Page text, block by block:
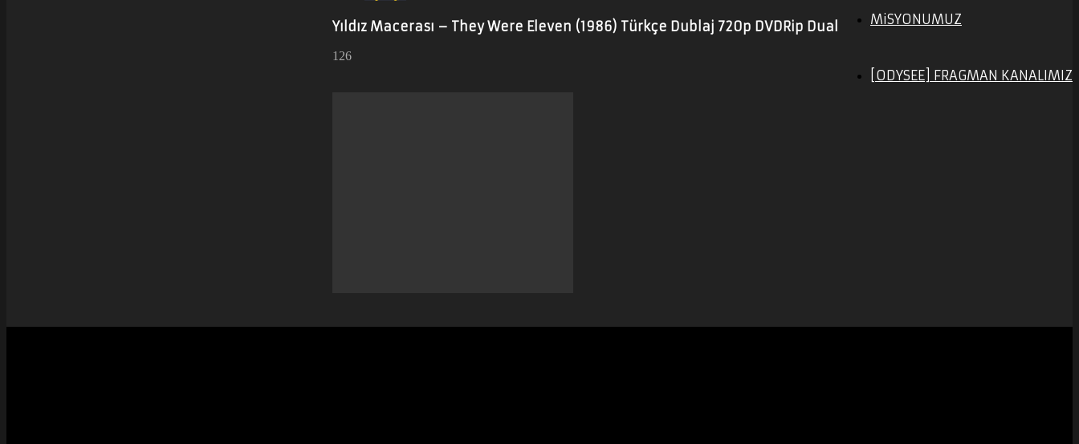
MiSYONUMUZ
[ODYSEE] FRAGMAN KANALIMIZ
Yıldız Macerası – They Were Eleven (1986) Türkçe Dublaj 720p DVDRip Dual
126